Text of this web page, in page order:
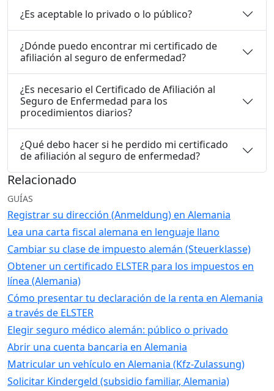
¿Es aceptable lo privado o lo público?
¿Dónde puedo encontrar mi certificado de
afiliación al seguro de enfermedad?
¿Es necesario el Certificado de Afiliación al
Seguro de Enfermedad para los
procedimientos diarios?
¿Qué debo hacer si he perdido mi certificado
de afiliación al seguro de enfermedad?
Relacionado
GUÍAS
Registrar su dirección (Anmeldung) en Alemania
Lea una carta fiscal alemana en lenguaje llano
Cambiar su clase de impuesto alemán (Steuerklasse)
Obtener un certificado ELSTER para los impuestos en
línea (Alemania)
Cómo presentar tu declaración de la renta en Alemania
a través de ELSTER
Elegir seguro médico alemán: público o privado
Abrir una cuenta bancaria en Alemania
Matricular un vehículo en Alemania (Kfz-Zulassung)
Solicitar Kindergeld (subsidio familiar, Alemania)